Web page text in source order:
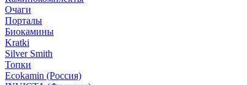
Очаги
Порталы
Биокамины
Kratki
Silver Smith
Топки
Ecokamin (Россия)